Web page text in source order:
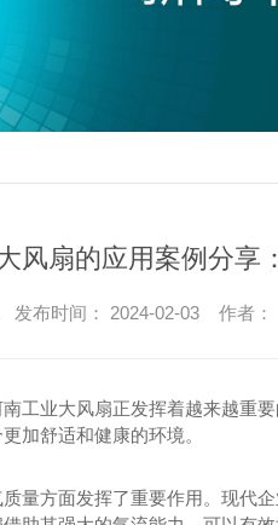
风扇的应用案例分享
发布时间： 2024-02-03 作者：
工业大风扇正发挥着越来越重
加舒适和健康的环境。
量方面发挥了重要作用。现代